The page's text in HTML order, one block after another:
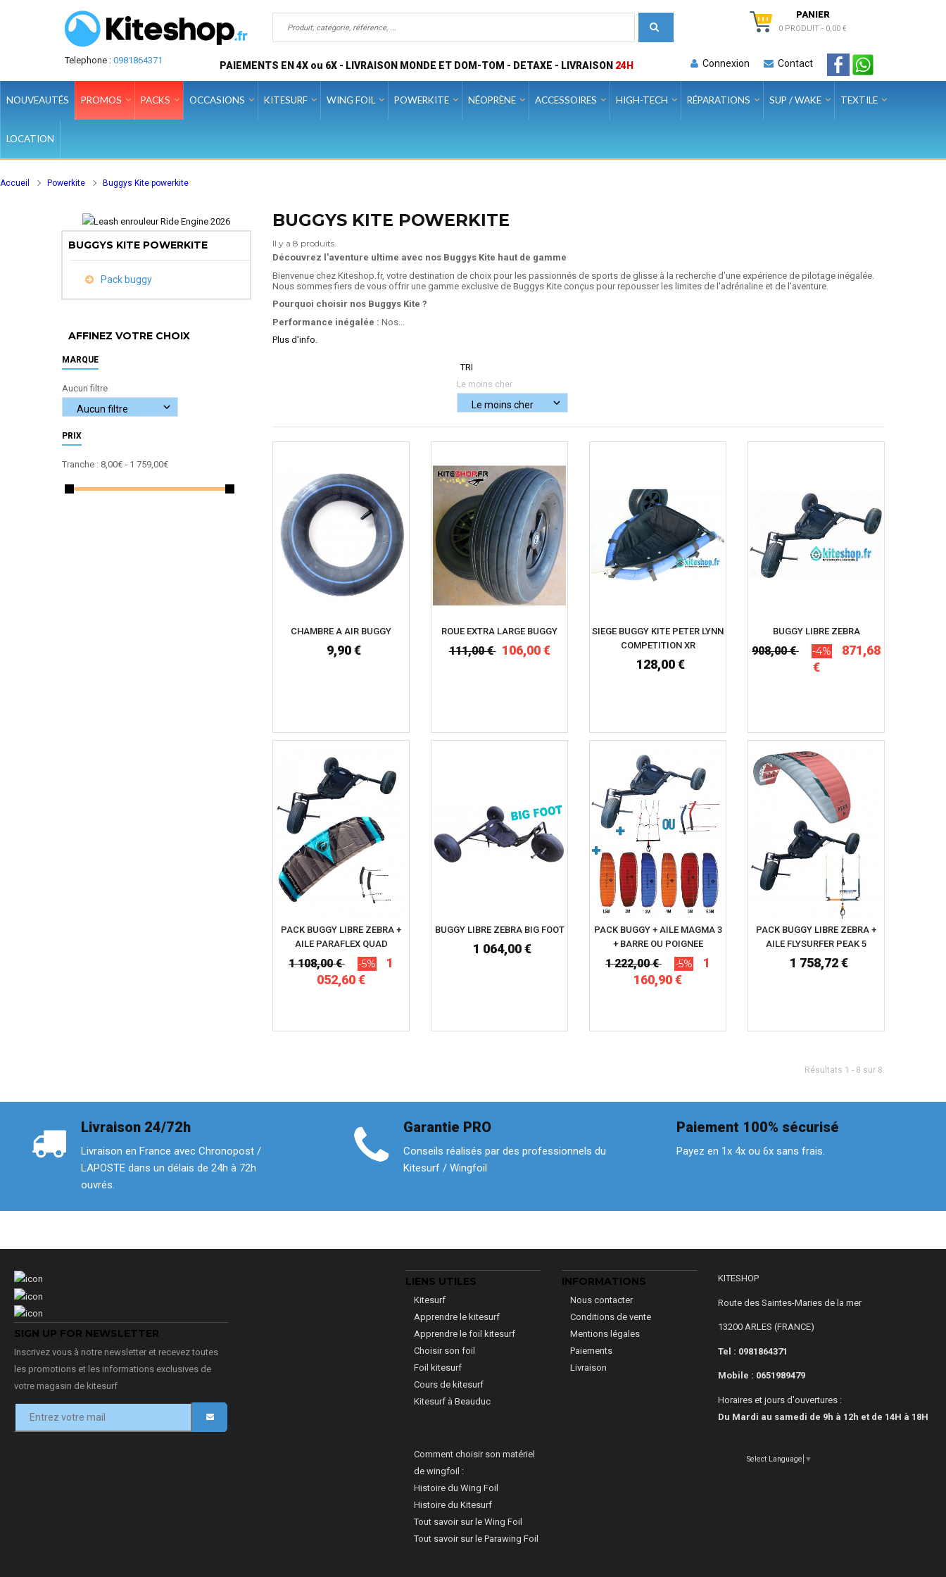
PANIER
0 PRODUIT - 0,00 €
Telephone : 0981864371 Connexion Contact
PAIEMENTS EN 4X ou 6X - LIVRAISON MONDE ET DOM-TOM - DETAXE - LIVRAISON 24H
NOUVEAUTÉS PROMOS PACKS OCCASIONS KITESURF WING FOIL POWERKITE NÉOPRÈNE ACCESSOIRES HIGH-TECH RÉPARATIONS SUP / WAKE TEXTILE
LOCATION
Accueil Powerkite Buggys Kite powerkite
BUGGYS KITE POWERKITE
Pack buggy
AFFINEZ VOTRE CHOIX
MARQUE
Aucun filtre
PRIX
Tranche : 8,00€ - 1 759,00€
BUGGYS KITE POWERKITE
Il y a 8 produits.
Découvrez l'aventure ultime avec nos Buggys Kite haut de gamme
Bienvenue chez Kiteshop.fr, votre destination de choix pour les passionnés de sports de glisse à la recherche d'une expérience de pilotage inégalée.
Nous sommes fiers de vous offrir une gamme exclusive de Buggys Kite conçus pour repousser les limites de l'adrénaline et de l'aventure.
Pourquoi choisir nos Buggys Kite ?
Performance inégalée : Nos...
Plus d'info.
TRI
Le moins cher
CHAMBRE A AIR BUGGY
9,90 €
ROUE EXTRA LARGE BUGGY
111,00 € 106,00 €
SIEGE BUGGY KITE PETER LYNN
COMPETITION XR
128,00 €
BUGGY LIBRE ZEBRA
908,00 € -4%
871,68
€
PACK BUGGY LIBRE ZEBRA +
AILE PARAFLEX QUAD
1 108,00 € -5%
1
052,60 €
BUGGY LIBRE ZEBRA BIG FOOT
1 064,00 €
PACK BUGGY + AILE MAGMA 3
+ BARRE OU POIGNEE
1 222,00 € -5%
1
160,90 €
PACK BUGGY LIBRE ZEBRA +
AILE FLYSURFER PEAK 5
1 758,72 €
Résultats 1 - 8 sur 8.
Livraison 24/72h
Livraison en France avec Chronopost /
LAPOSTE dans un délais de 24h à 72h
ouvrés.
Garantie PRO
Conseils réalisés par des professionnels du
Kitesurf / Wingfoil
Paiement 100% sécurisé
Payez en 1x 4x ou 6x sans frais.
SIGN UP FOR NEWSLETTER
Inscrivez vous à notre newsletter et recevez toutes
les promotions et les informations exclusives de
votre magasin de kitesurf
LIENS UTILES
Kitesurf
Apprendre le kitesurf
Apprendre le foil kitesurf
Choisir son foil
Foil kitesurf
Cours de kitesurf
Kitesurf à Beauduc
Comment choisir son matériel
de wingfoil :
Histoire du Wing Foil
Histoire du Kitesurf
Tout savoir sur le Wing Foil
Tout savoir sur le Parawing Foil
INFORMATIONS
Nous contacter
Conditions de vente
Mentions légales
Paiements
Livraison
KITESHOP
Route des Saintes-Maries de la mer
13200 ARLES (FRANCE)
Tel : 0981864371
Mobile : 0651989479
Horaires et jours d'ouvertures :
Du Mardi au samedi de 9h à 12h et de 14H à 18H
Select Language ▼